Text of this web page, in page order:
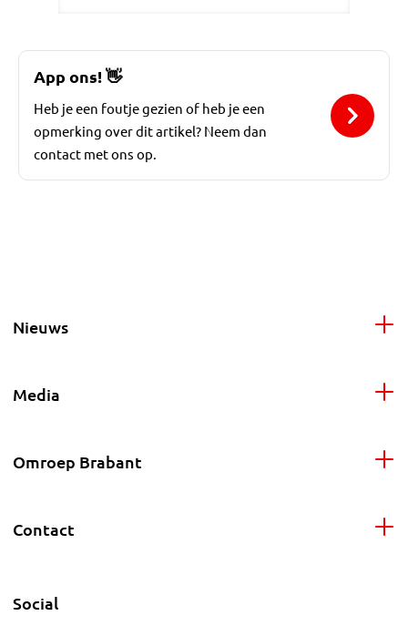
App ons!👋
Heb je een foutje gezien of heb je een
opmerking over dit artikel? Neem dan
contact met ons op.
Nieuws
Media
Omroep Brabant
Contact
Social